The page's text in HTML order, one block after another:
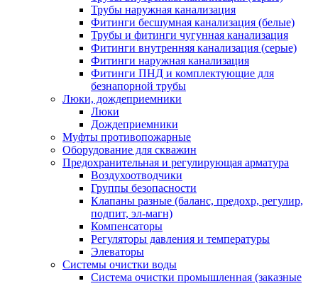
Трубы наружная канализация
Фитинги бесшумная канализация (белые)
Трубы и фитинги чугунная канализация
Фитинги внутренняя канализация (серые)
Фитинги наружная канализация
Фитинги ПНД и комплектующие для
безнапорной трубы
Люки, дождеприемники
Люки
Дождеприемники
Муфты противопожарные
Оборудование для скважин
Предохранительная и регулирующая арматура
Воздухоотводчики
Группы безопасности
Клапаны разные (баланс, предохр, регулир,
подпит, эл-магн)
Компенсаторы
Регуляторы давления и температуры
Элеваторы
Системы очистки воды
Система очистки промышленная (заказные